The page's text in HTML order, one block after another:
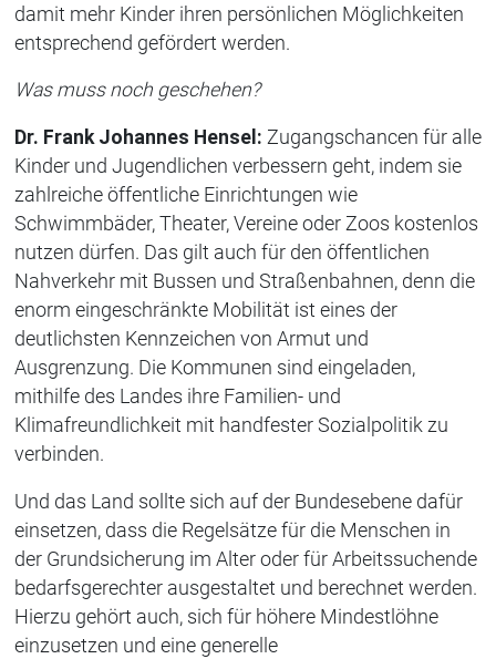
damit mehr Kinder ihren persönlichen Möglichkeiten
entsprechend gefördert werden.
Was muss noch geschehen?
Dr. Frank Johannes Hensel: Zugangschancen für alle
Kinder und Jugendlichen verbessern geht, indem sie
zahlreiche öffentliche Einrichtungen wie
Schwimmbäder, Theater, Vereine oder Zoos kostenlos
nutzen dürfen. Das gilt auch für den öffentlichen
Nahverkehr mit Bussen und Straßenbahnen, denn die
enorm eingeschränkte Mobilität ist eines der
deutlichsten Kennzeichen von Armut und
Ausgrenzung. Die Kommunen sind eingeladen,
mithilfe des Landes ihre Familien- und
Klimafreundlichkeit mit handfester Sozialpolitik zu
verbinden.
Und das Land sollte sich auf der Bundesebene dafür
einsetzen, dass die Regelsätze für die Menschen in
der Grundsicherung im Alter oder für Arbeitssuchende
bedarfsgerechter ausgestaltet und berechnet werden.
Hierzu gehört auch, sich für höhere Mindestlöhne
einzusetzen und eine generelle